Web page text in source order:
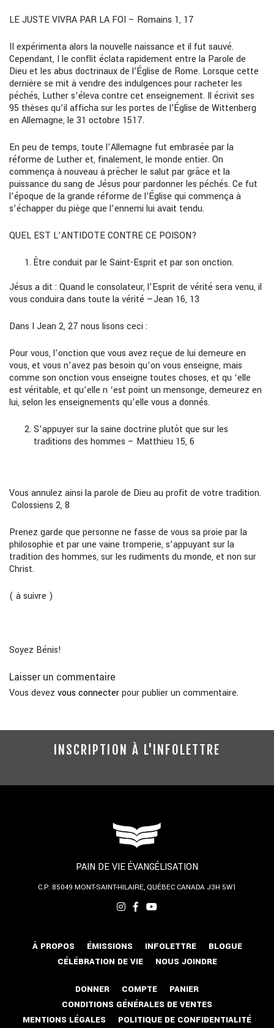
LE JUSTE VIVRA PAR LA FOI – Romains 1, 17
II expérimenta alors la nouvelle naissance et il fut sauvé.
Cependant, I le conflit éclata rapidement entre la Parole de
Dieu et les abus doctrinaux de l’Église de Rome. Lorsque cette
dernière se mit à vendre des indulgences pour racheter les
péchés, Luther s’éleva contre cet enseignement. Il écrivit ses
95 thèses qu’il afficha sur les portes de l’Église de Wittenberg
en Allemagne, le 31 octobre 1517.
En peu de temps, toute l’Allemagne fut embrasée par la
réforme de Luther et, finalement, le monde entier. On
commença à nouveau à prêcher le salut par grâce et la
puissance du sang de Jésus pour pardonner les péchés. Ce fut
l’époque de la grande réforme de l’Église qui commença à
s’échapper du piège que l’ennemi lui avait tendu.
QUEL EST L’ANTIDOTE CONTRE CE POISON?
Être conduit par le Saint-Esprit et par son onction.
Jésus a dit : Quand le consolateur, l’Esprit de vérité sera venu, il
vous conduira dans toute la vérité —Jean 16, 13
Dans I Jean 2, 27 nous lisons ceci :
Pour vous, l’onction que vous avez reçue de lui demeure en
vous, et vous n’avez pas besoin qu’on vous enseigne, mais
comme son onction vous enseigne toutes choses, et qu ‘elle
est véritable, et qu’elle n ‘est point un mensonge, demeurez en
lui, selon les enseignements qu’elle vous a donnés.
S’appuyer sur la saine doctrine plutôt que sur les
traditions des hommes – Matthieu 15, 6
Vous annulez ainsi la parole de Dieu au profit de votre tradition.
Colossiens 2, 8
Prenez garde que personne ne fasse de vous sa proie par la
philosophie et par une vaine tromperie, s’appuyant sur la
tradition des hommes, sur les rudiments du monde, et non sur
Christ.
( à suivre )
Soyez Bénis!
Laisser un commentaire
Vous devez vous connecterpour publier un commentaire.
INSCRIPTION À L'INFOLETTRE
PAIN DE VIE ÉVANGÉLISATION
C.P. 85049 MONT-SAINT-HILAIRE, QUÉBECCANADA J3H 5W1
À PROPOS ÉMISSIONS INFOLETTRE
BLOGUE
CÉLÉBRATION DE VIE
NOUS JOINDRE
DONNER COMPTE
PANIER
CONDITIONS GÉNÉRALES DE VENTES
MENTIONS LÉGALES
POLITIQUE DE CONFIDENTIALITÉ